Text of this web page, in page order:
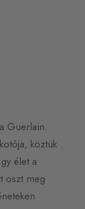
Guerlain
köztük
élet a
oszt meg